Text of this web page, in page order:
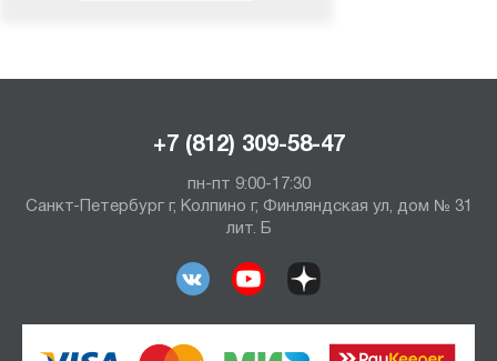
+7 (812) 309-58-47
пн-пт 9:00-17:30
Санкт-Петербург г, Колпино г, Финляндская ул, дом № 31
лит. Б